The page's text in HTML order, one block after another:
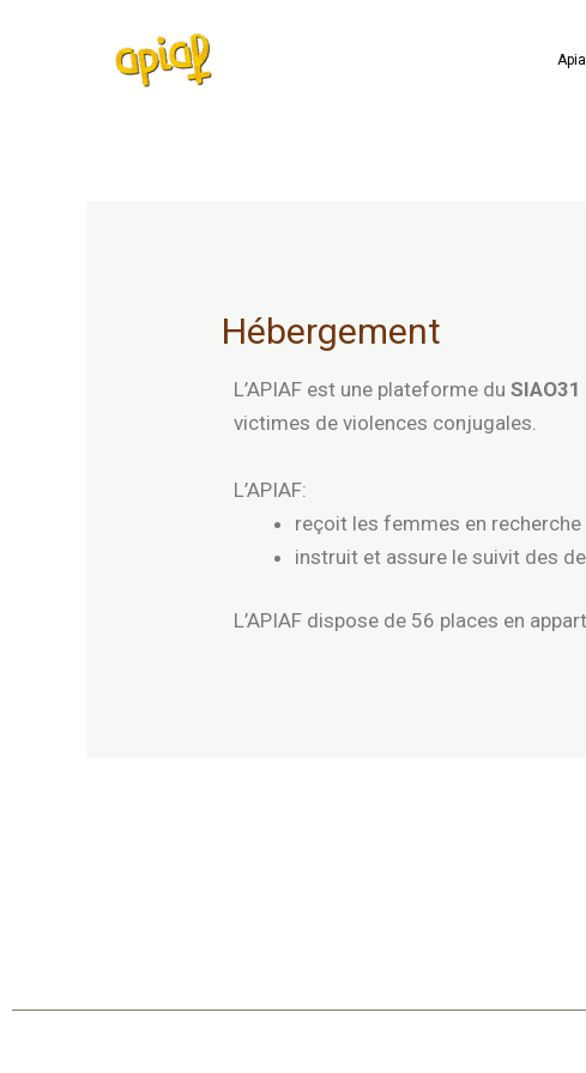
Hébergement
L’APIAF est une plateforme duSIAO31
victimes de violences conjugales.
L’APIAF:
reçoit les femmes en recherche
instruit et assure le suivit des
L’APIAF dispose de 56 places en